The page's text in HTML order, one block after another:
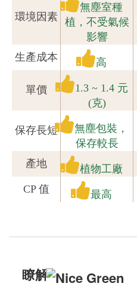
環境因素
無塵室種
植，不受氣候
影響
生產成本 高
單價
1.3 ~ 1.4 元
(克)
保存長短
無塵包裝，
保存較長
產地 植物工廠
CP 值 最高
瞭解